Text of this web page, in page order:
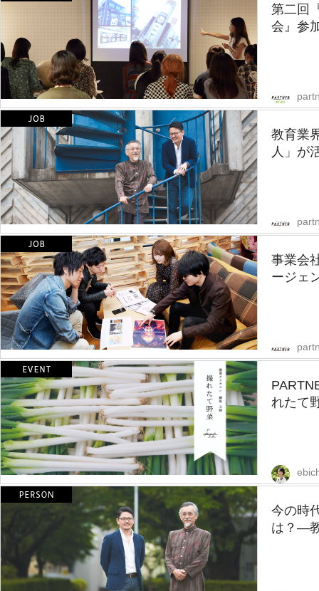
第二回
会』参
教育業
人」が
事業会
ージェ
れたて
今の時
は？—